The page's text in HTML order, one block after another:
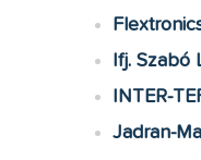
Ifj. Szabó
INTER-
Jadran-